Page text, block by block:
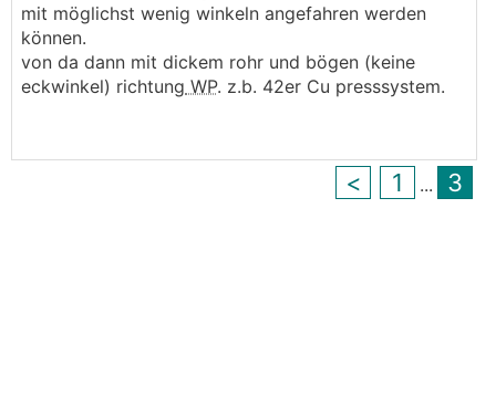
mit möglichst wenig winkeln angefahren werden
können.
von da dann mit dickem rohr und bögen (keine
eckwinkel) richtung WP. z.b. 42er Cu presssystem.
< 1 ... 3